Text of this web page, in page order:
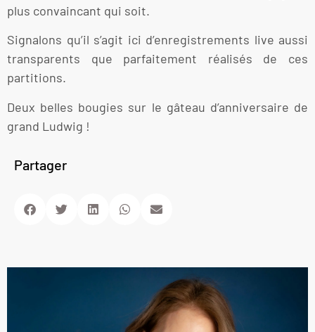
plus convaincant qui soit.
Signalons qu’il s’agit ici d’enregistrements live aussi
transparents que parfaitement réalisés de ces
partitions.
Deux belles bougies sur le gâteau d’anniversaire de
grand Ludwig !
Partager